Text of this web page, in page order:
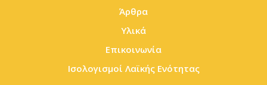
Άρθρα
Υλικά
Επικοινωνία
Ισολογισμοί Λαϊκής Ενότητας